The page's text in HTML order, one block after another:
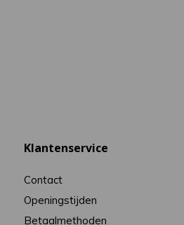
Klantenservice
Contact
Openingstijden
Betaalmethoden